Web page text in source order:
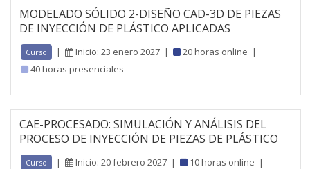
MODELADO SÓLIDO 2-DISEÑO CAD-3D DE PIEZAS
DE INYECCIÓN DE PLÁSTICO APLICADAS
Curso | Inicio: 23 enero 2027 | 20 horas online |
40 horas presenciales
CAE-PROCESADO: SIMULACIÓN Y ANÁLISIS DEL
PROCESO DE INYECCIÓN DE PIEZAS DE PLÁSTICO
Curso | Inicio: 20 febrero 2027 | 10 horas online |